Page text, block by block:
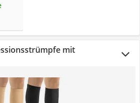
mit